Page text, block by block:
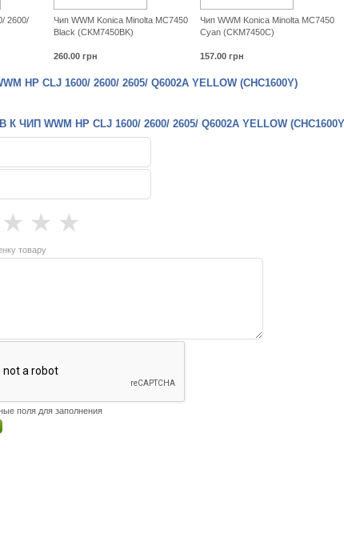
2600/
Чип WWM Konica Minolta MC7450
Black (CKM7450BK)
Чип WWM Konica Minolta MC7450
Cyan (CKM7450C)
260.00 грн 157.00 грн
HP СLJ 1600/ 2600/ 2605/ Q6002A YELLOW (CHC1600Y)
WWM HP СLJ 1600/ 2600/ 2605/ Q6002A YELLOW
★
★
★
товару
поля для заполнения